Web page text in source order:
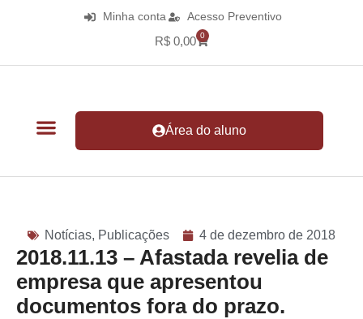
Minha conta Acesso Preventivo
R$ 0,00 0
Área do aluno
Notícias, Publicações 4 de dezembro de 2018
2018.11.13 – Afastada revelia de
empresa que apresentou
documentos fora do prazo.